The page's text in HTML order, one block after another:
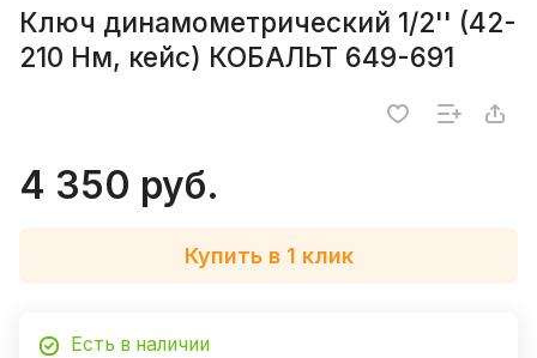
Ключ динамометрический 1/2'' (42-
210 Нм, кейс) КОБАЛЬТ 649-691
4 350 руб.
Купить в 1 клик
Есть в наличии